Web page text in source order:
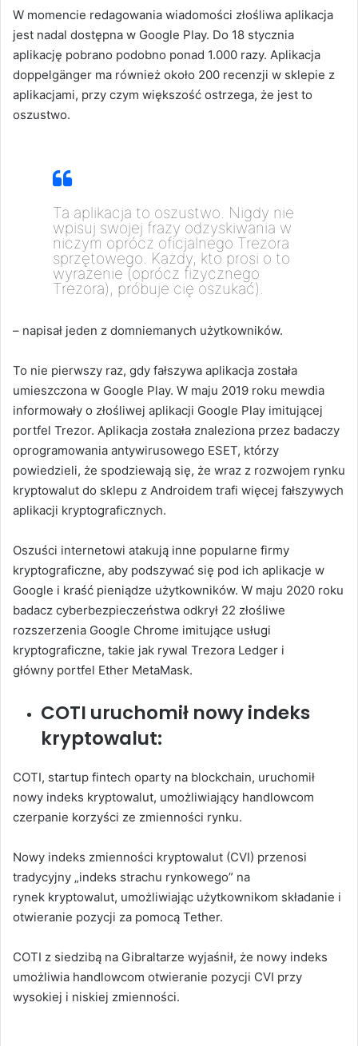
W momencie redagowania wiadomości złośliwa aplikacja
jest nadal dostępna w Google Play. Do 18 stycznia
aplikację pobrano podobno ponad 1.000 razy. Aplikacja
doppelgänger ma również około 200 recenzji w sklepie z
aplikacjami, przy czym większość ostrzega, że ​​jest to
oszustwo.
Ta aplikacja to oszustwo. Nigdy nie
wpisuj swojej frazy odzyskiwania w
niczym oprócz oficjalnego Trezora
sprzętowego. Każdy, kto prosi o to
wyrażenie (oprócz fizycznego
Trezora), próbuje cię oszukać).
– napisał jeden z domniemanych użytkowników.
To nie pierwszy raz, gdy fałszywa aplikacja została
umieszczona w Google Play. W maju 2019 roku mewdia
informowały o złośliwej aplikacji Google Play imitującej
portfel Trezor. Aplikacja została znaleziona przez badaczy
oprogramowania antywirusowego ESET, którzy
powiedzieli, że spodziewają się, że wraz z rozwojem rynku
kryptowalut do sklepu z Androidem trafi więcej fałszywych
aplikacji kryptograficznych.
Oszuści internetowi atakują inne popularne firmy
kryptograficzne, aby podszywać się pod ich aplikacje w
Google i kraść pieniądze użytkowników. W maju 2020 roku
badacz cyberbezpieczeństwa odkrył 22 złośliwe
rozszerzenia Google Chrome imitujące usługi
kryptograficzne, takie jak rywal Trezora Ledger i
główny portfel Ether MetaMask.
COTI uruchomił nowy indeks
kryptowalut:
COTI, startup fintech oparty na blockchain, uruchomił
nowy indeks kryptowalut, umożliwiający handlowcom
czerpanie korzyści ze zmienności rynku.
Nowy indeks zmienności kryptowalut (CVI) przenosi
tradycyjny „indeks strachu rynkowego” na
rynek kryptowalut, umożliwiając użytkownikom składanie i
otwieranie pozycji za pomocą Tether.
COTI z siedzibą na Gibraltarze wyjaśnił, że nowy indeks
umożliwia handlowcom otwieranie pozycji CVI przy
wysokiej i niskiej zmienności.